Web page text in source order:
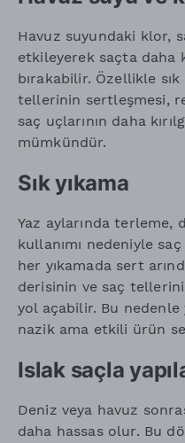
Havuz suyundaki klor,
etkileyerek saçta daha
bırakabilir. Özellikle
tellerinin sertleşmesi,
saç uçlarının daha
mümkündür.
Sık yıkama
Yaz aylarında terleme,
kullanımı nedeniyle
her yıkamada sert
derisinin ve saç
yol açabilir. Bu nedenle
nazik ama etkili ürün
Islak saçla
Deniz veya havuz
daha hassas olur. Bu